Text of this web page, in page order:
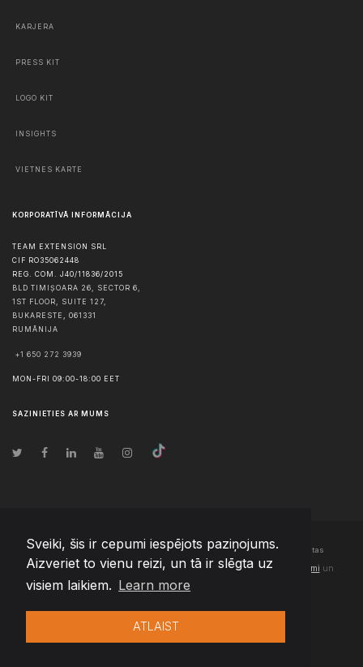
Sveiki, šis ir cepumi iespējots paziņojums.
Aizveriet to vienu reizi, un tā ir slēgta uz
visiem laikiem. Learn more
ATLAIST
KARJERA
PRESS KIT
LOGO KIT
INSIGHTS
VIETNES KARTE
KORPORATĪVĀ INFORMĀCIJA
TEAM EXTENSION SRL
CIF RO35062448
REG. COM. J40/11836/2015
BLD TIMIȘOARA 26, SECTOR 6,
1ST FLOOR, SUITE 127,
BUKARESTE , 061331
RUMĀNIJA
+1 650 272 3939
MON-FRI 09:00-18:00 EET
SAZINIETIES AR MUMS
© Autortiesības2026 Team Extension Latvia- Visas tiesības aizsargātas
Changelog● Izmantojot šo vietni, jūs piekrītat mūsuLietošanas noteikumi un
Privātuma politika